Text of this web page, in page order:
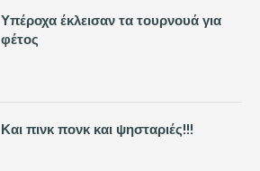
Υπέροχα έκλεισαν τα τουρνουά για
φέτος
Και πινκ πονκ και ψησταριές!!!